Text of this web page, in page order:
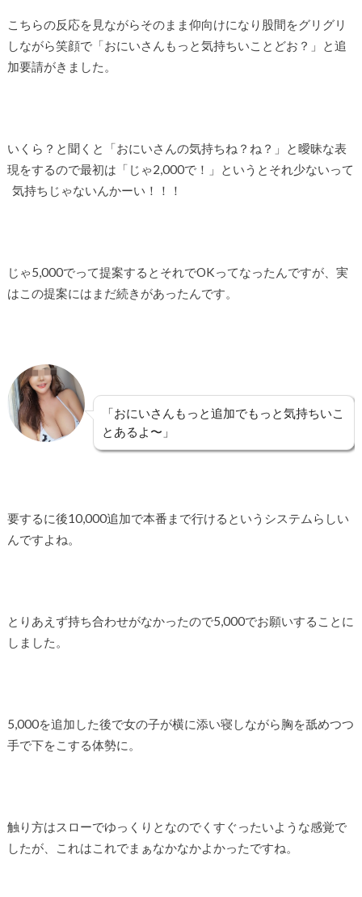
こちらの反応を見ながらそのまま仰向けになり股間をグリグリ
しながら笑顔で「おにいさんもっと気持ちいことどお？」と追
加要請がきました。
いくら？と聞くと「おにいさんの気持ちね？ね？」と曖昧な表
現をするので最初は「じゃ2,000で！」というとそれ少ないって
気持ちじゃないんかーい！！！
じゃ5,000でって提案するとそれでOKってなったんですが、実
はこの提案にはまだ続きがあったんです。
「おにいさんもっと追加でもっと気持ちいこ
とあるよ〜」
要するに後10,000追加で本番まで行けるというシステムらしい
んですよね。
とりあえず持ち合わせがなかったので5,000でお願いすることに
しました。
5,000を追加した後で女の子が横に添い寝しながら胸を舐めつつ
手で下をこする体勢に。
触り方はスローでゆっくりとなのでくすぐったいような感覚で
したが、これはこれでまぁなかなかよかったですね。